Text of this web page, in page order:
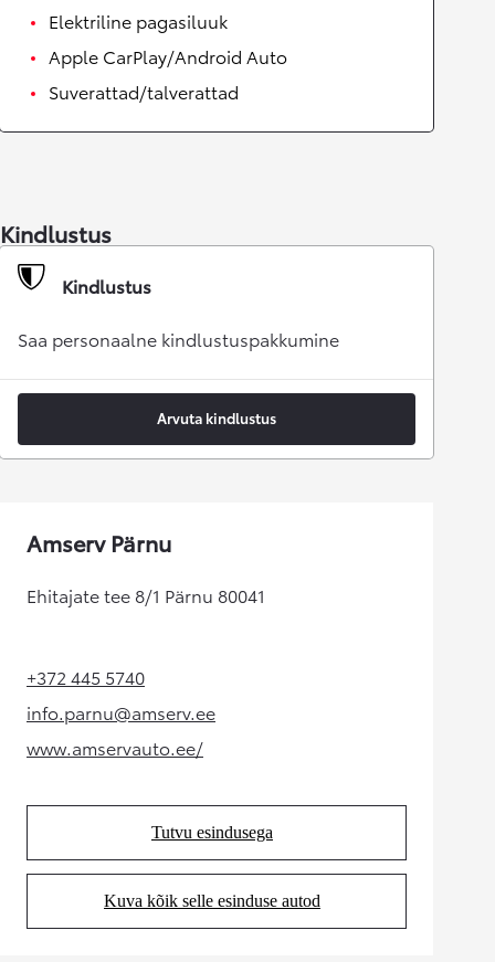
Elektriline pagasiluuk
Apple CarPlay/Android Auto
Suverattad/talverattad
Kindlustus
Kindlustus
Saa personaalne kindlustuspakkumine
Arvuta kindlustus
Amserv Pärnu
Ehitajate tee 8/1 Pärnu 80041
+372 445 5740(Opens in new tab)
info.parnu@amserv.ee
(Opens in new tab)
www.amservauto.ee/
(Opens in new tab)
Tutvu esindusega
(Opens in new tab)
Kuva kõik selle esinduse autod
(Opens in new tab)